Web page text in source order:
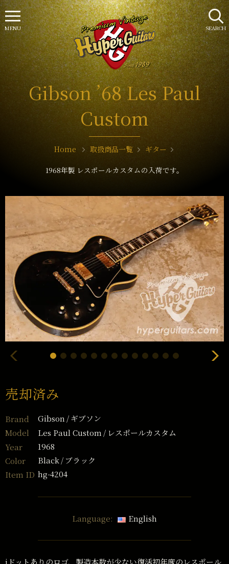
Gibson ’68 Les Paul
Custom
Home 取扱商品一覧 ギター
1968年製 レスポールカスタムの入荷です。
売却済み
Brand Gibson ギブソン
Model
Les Paul Custom
レスポールカスタム
Year
1968
Color
Black
ブラック
Item ID hg-4204
Language: English
iドットありのロゴ、製造本数が少ない復活初年度のレスポール
SEARCH
MENU